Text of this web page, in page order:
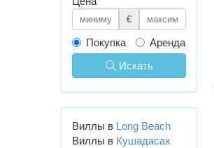
€
Покупка
Аренда
Искать
Виллы в Long Beach
Виллы в Кушадасах